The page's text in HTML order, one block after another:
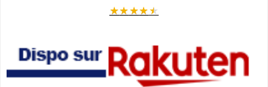
★★★★★